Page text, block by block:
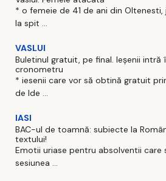
* o femeie de 41 de ani din Oltenesti,
la spit ...
VASLUI
Buletinul gratuit, pe final. Ieșenii intră
cronometru
* iesenii care vor să obtină gratuit
de Ide ...
IASI
BAC-ul de toamnă: subiecte la
textului!
Emotii uriase pentru absolventii care
sesiunea ...